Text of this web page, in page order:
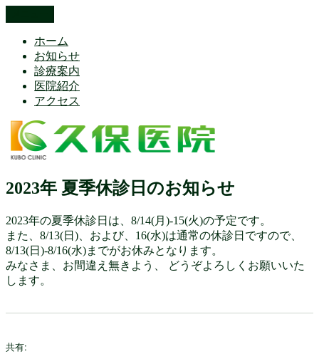
ン
ッ
久保医院 Kubo Clinic 埼玉県本庄市
久保医院（内科) 糖尿病内科 循環器内科 睡眠時無呼吸検査 内
分泌・甲状腺疾患 アレルギー対策 禁煙外来
ホーム
お知らせ
診療案内
医院紹介
アクセス
2023年 夏季休診日のお知らせ
2023年の夏季休診日は、8/14(月)-15(火)の予定です。
また、8/13(日)、および、16(水)は通常の休診日ですので、
8/13(日)-8/16(水)までがお休みとなります。
みなさま、お間違え無きよう、 どうぞよろしくお願いいた
します。
共有: